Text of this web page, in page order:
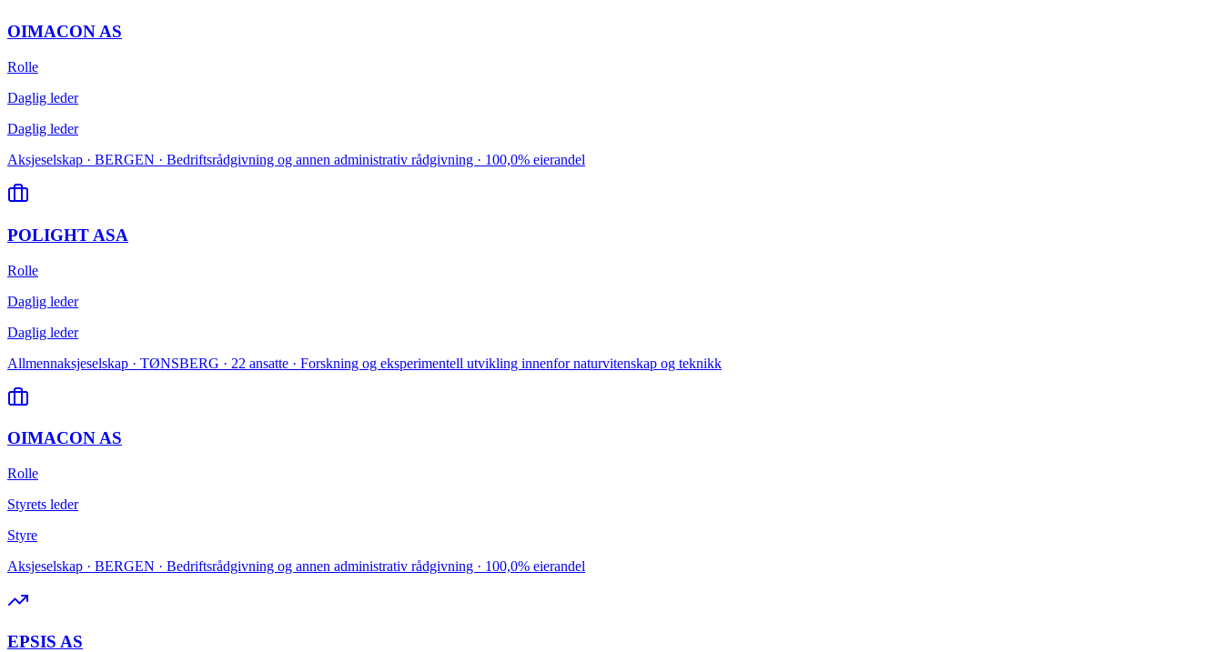
OIMACON AS
Rolle
Daglig leder
Daglig leder
Aksjeselskap · BERGEN · Bedriftsrådgivning og annen administrativ rådgivning · 100,0% eierandel
POLIGHT ASA
Rolle
Daglig leder
Daglig leder
Allmennaksjeselskap · TØNSBERG · 22 ansatte · Forskning og eksperimentell utvikling innenfor naturvitenskap og teknikk
OIMACON AS
Rolle
Styrets leder
Styre
Aksjeselskap · BERGEN · Bedriftsrådgivning og annen administrativ rådgivning · 100,0% eierandel
EPSIS AS